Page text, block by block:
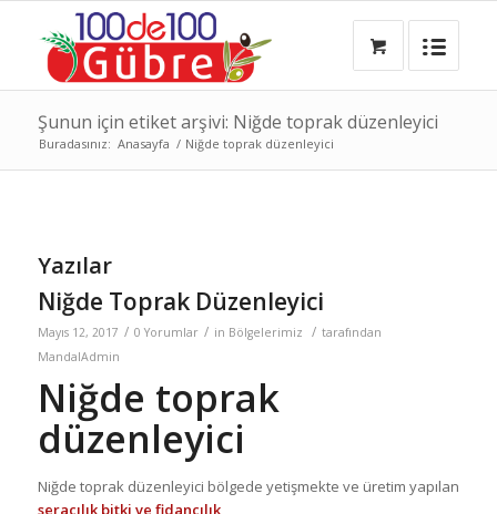
Şunun için etiket arşivi: Niğde toprak düzenleyici
Buradasınız: Anasayfa / Niğde toprak düzenleyici
Yazılar
Niğde Toprak Düzenleyici
Mayıs 12, 2017 / 0 Yorumlar / in Bölgelerimiz / tarafından
MandalAdmin
Niğde toprak
düzenleyici
Niğde toprak düzenleyici bölgede yetişmekte ve üretim yapılan
seracılık bitki ve fidancılık